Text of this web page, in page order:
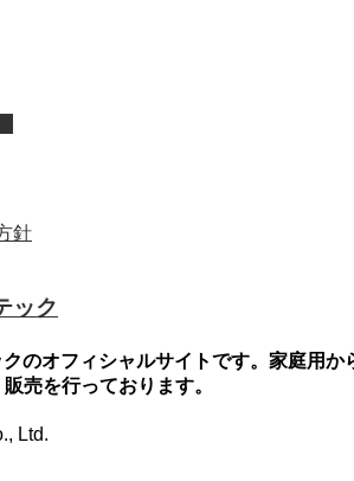
針
ック
のオフィシャルサイトです。家庭用か
売を行っております。
Ltd.